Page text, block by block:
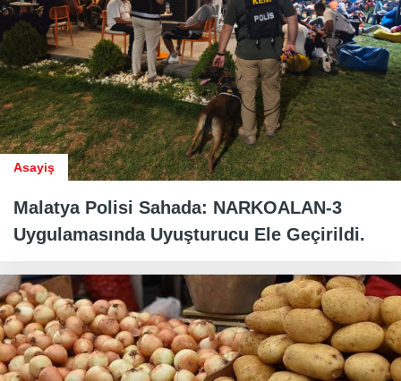
Asayiş
Malatya Polisi Sahada: NARKOALAN-3
Uygulamasında Uyuşturucu Ele Geçirildi.